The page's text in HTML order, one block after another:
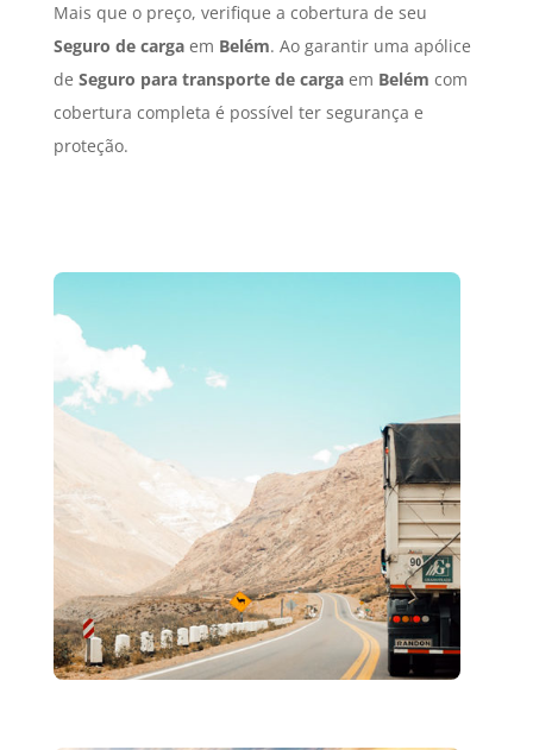
Mais que o preço, verifique a cobertura de seu
Seguro de cargaem Belém. Ao garantir uma apólice
de Seguro para transporte de cargaem Belém com
cobertura completa é possível ter segurança e
proteção.